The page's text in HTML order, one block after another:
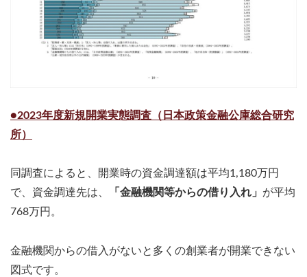
●2023年度新規開業実態調査（日本政策金融公庫総合研究
所）
同調査によると、開業時の資金調達額は平均1,180万円
で、資金調達先は、
「金融機関等からの借り入れ」 が平均
768万円。
金融機関からの借入がないと多くの創業者が開業できない
図式です。